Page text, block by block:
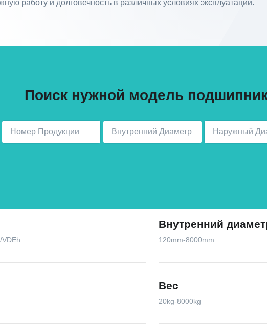
работу и долговечность в различных условиях эксплуатации.
Поиск нужной модель
Внутренний
120mm-8000mm
Вес
20kg-8000kg